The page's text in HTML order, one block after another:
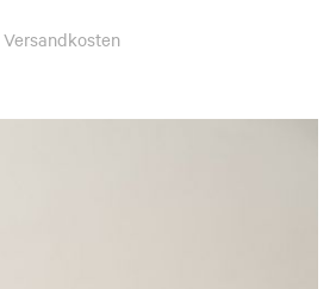
Versandkosten